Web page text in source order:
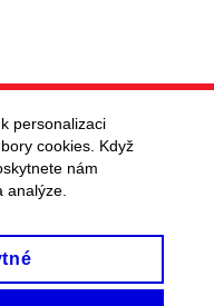
personalizaci
cookies. Když
nám
analýze.